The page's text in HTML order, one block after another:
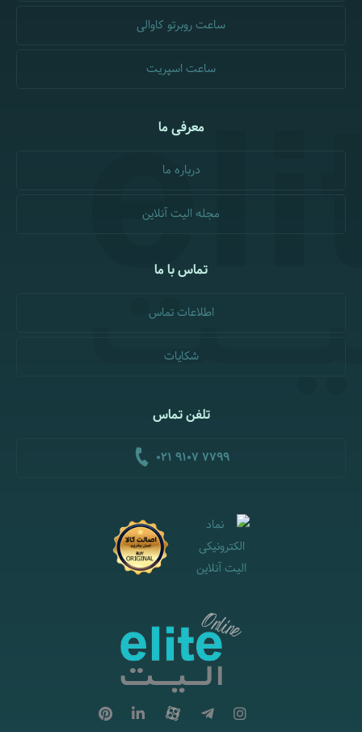
ساعت روبرتو کاوالی
ساعت اسپریت
معرفی ما
درباره ما
مجله الیت آنلاین
تماس با ما
اطلاعات تماس
شکایات
تلفن تماس
021 9107 7799